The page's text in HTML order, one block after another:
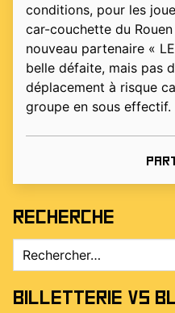
conditions, pour les
car-couchette du
nouveau partenaire «
belle défaite, mais pas
déplacement à risque
groupe en sous effectif.
Recherche
Rechercher :
Billetterie vs